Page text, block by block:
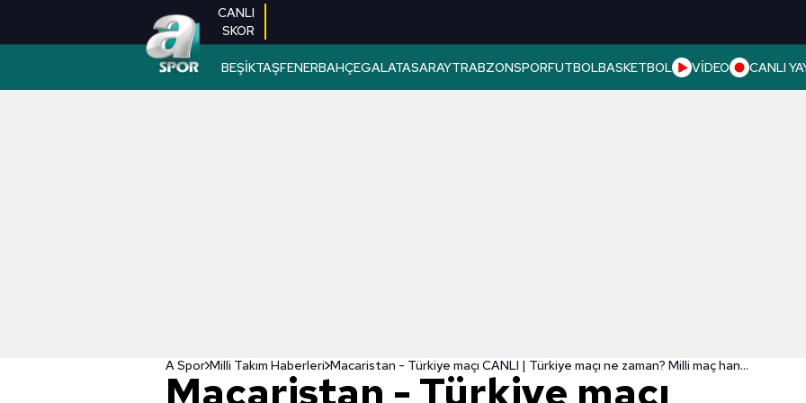
CANLI
SKOR
BEŞİKTAŞFENERBAHÇEGALATASARAYTRABZONSPORFUTBOLBASKETBOL VİDEO CANLI
A Spor Milli Takım Haberleri Macaristan - Türkiye maçı CANLI | Türkiye maçı ne zaman? Milli maç hangi kanalda?
Macaristan - Türkiye maçı